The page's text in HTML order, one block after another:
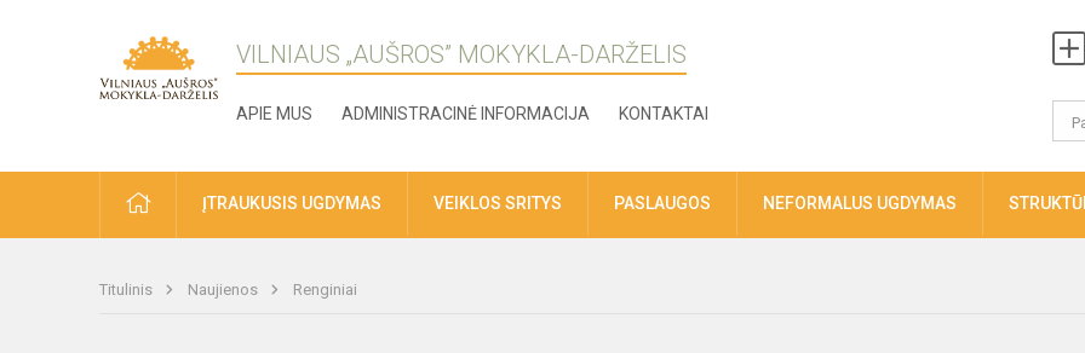
VILNIAUS „AUŠROS” MOKYKLA-DARŽELIS
APIE MUS ADMINISTRACINĖ INFORMACIJA KONTAKTAI
ĮTRAUKUSIS UGDYMAS VEIKLOS SRITYS PASLAUGOS NEFORMALUS UGDYMAS
Titulinis Naujienos Renginiai